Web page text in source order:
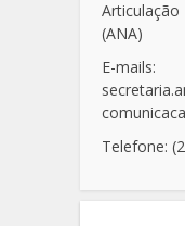
Articulação
(ANA)
E-mails:
Telefone: